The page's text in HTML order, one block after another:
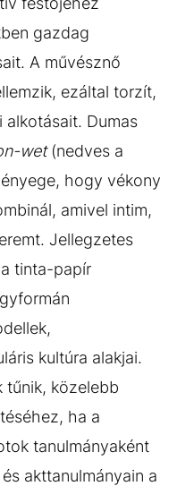
gazdag
A művésznő
ezáltal torzít,
Dumas
wet(nedves a
hogy vékony
amivel intim,
Jellegzetes
tinta-papír
kultúra alakjai.
tűnik, közelebb
ha a
tanulmányaként
akttanulmányain a